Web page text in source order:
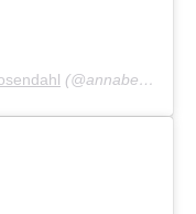
(@annabelrosendahl) op